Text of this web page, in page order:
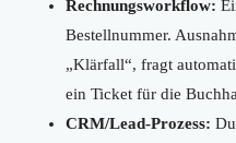
Rechnungsworkflow:
Bestellnummer.
„Klärfall“, fragt
ein Ticket für die
CRM/Lead-Prozess: